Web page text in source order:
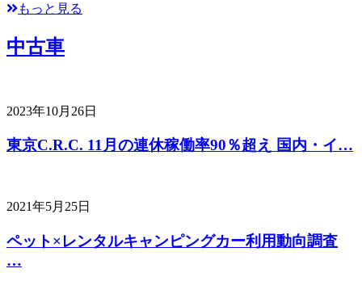
もっと見る
中古車
2023年10月26日
東京C.R.C. 11月の連休稼働率90％超え 国内・イ…
2021年5月25日
ペット×レンタルキャンピングカー利用動向調査
…